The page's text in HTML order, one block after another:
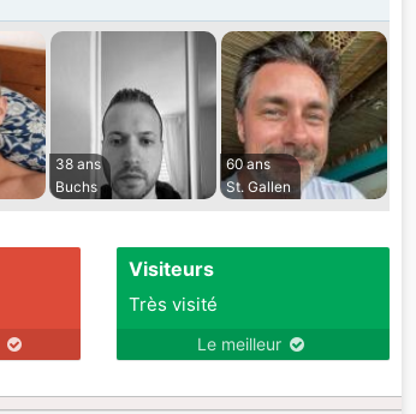
38 ans
Buchs
60 ans
St. Gallen
Visiteurs
Très visité
Le meilleur